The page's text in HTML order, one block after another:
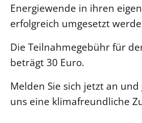
Energiewende in ihren
erfolgreich umgesetzt
Die Teilnahmegebühr für
beträgt 30 Euro.
Melden Sie sich jetzt an
uns eine klimafreundliche